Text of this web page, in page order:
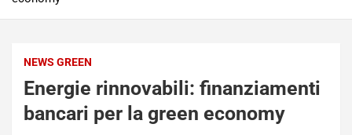
NEWS GREEN
Energie rinnovabili: finanziamenti
bancari per la green economy